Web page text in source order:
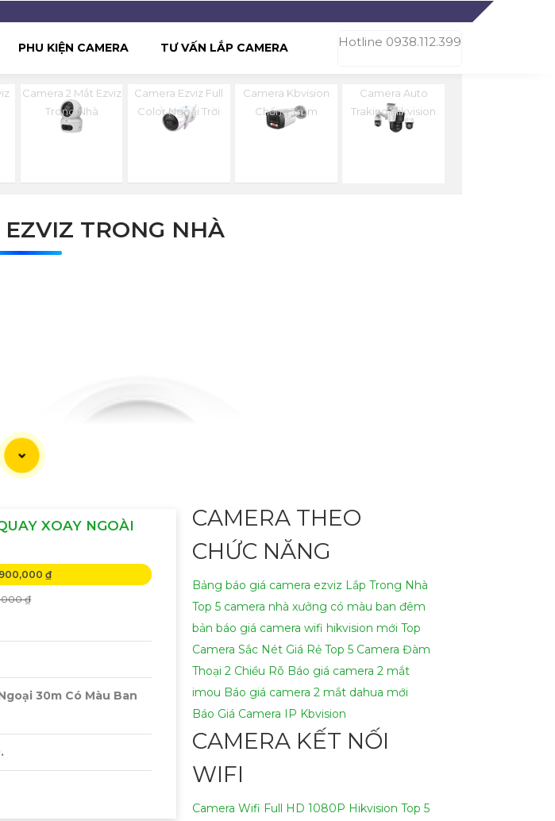
Hotline 0938.112.399
PHU KIỆN CAMERA TƯ VẤN LẮP CAMERA
Camera 2 Mắt Ezviz
Trong Nhà
Camera Ezviz Full
Color Ngoài Trời
Camera Kbvision
Chống Trộm
Camera Auto
Traking Hikvision
TRONG NHÀ
XOAY NGOÀI
₫
₫
30m Có Màu Ban
CAMERA THEO
CHỨC NĂNG
Bảng báo giá camera ezviz Lắp Trong Nhà
Top 5 camera nhà xưởng có màu ban đêm
bản báo giá camera wifi hikvision mới Top
Camera Sắc Nét Giá Rẻ Top 5 Camera Đàm
Thoại 2 Chiều Rõ Báo giá camera 2 mắt
imou Báo giá camera 2 mắt dahua mới
Báo Giá Camera IP Kbvision
CAMERA KẾT NỐI
WIFI
Camera Wifi Full HD 1080P Hikvision Top 5